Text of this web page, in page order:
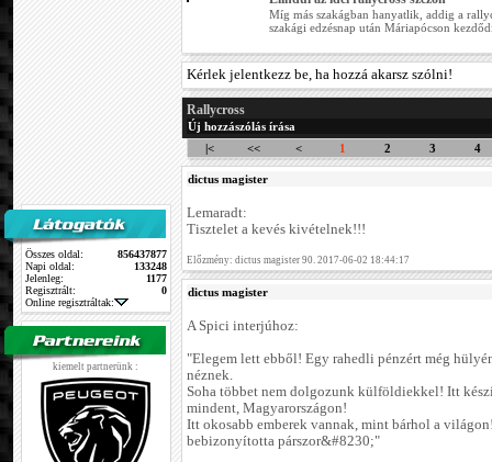
Összes oldal:
856437877
Napi oldal:
133248
Jelenleg:
1177
Regisztrált:
0
Online regisztráltak:
kiemelt partnerünk :
Míg más szakágban hanyatlik, addig a
szakági edzésnap után Máriapócson
Kérlek jelentkezz be, ha hozzá akarsz szólni!
Rallycross
Új hozzászólás írása
|<
<< < 1 2 3 4
dictus magister
Lemaradt:
Tisztelet a kevés kivételnek!!!
Előzmény: dictus magister 90. 2017-06-02 18:44:17
dictus magister
A Spici interjúhoz:
"Elegem lett ebből! Egy rahedli pénzért még
néznek.
Soha többet nem dolgozunk külföldiekkel! Itt
mindent, Magyarországon!
Itt okosabb emberek vannak, mint bárhol a
bebizonyította párszor&#8230;"